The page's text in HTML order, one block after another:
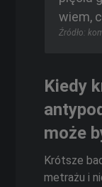
wiem,
Źródło:
Kiedy
może
Krótsze
metrażu i